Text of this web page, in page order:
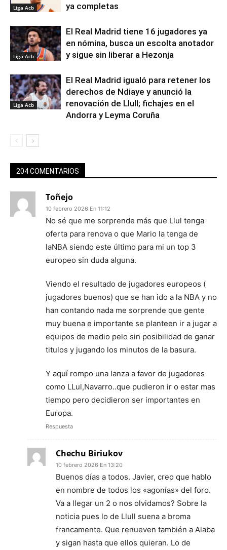
Liga Acb ya completas
Liga Acb
El Real Madrid tiene 16 jugadores ya
en nómina, busca un escolta anotador
y sigue sin liberar a Hezonja
Liga Acb
El Real Madrid igualó para retener los
derechos de Ndiaye y anunció la
renovación de Llull; fichajes en el
Andorra y Leyma Coruña
204 COMENTARIOS
Toñejo
10 febrero 2026 En 11:12
No sé que me sorprende más que Llul tenga
oferta para renova o que Mario la tenga de
laNBA siendo este último para mi un top 3
europeo sin duda alguna.
Viendo el resultado de jugadores europeos (
jugadores buenos) que se han ido a la NBA y no
han contando nada me sorprende que gente
muy buena e importante se planteen ir a jugar a
equipos de medio pelo sin posibilidad de ganar
titulos y jugando los minutos de la basura.
Y aquí rompo una lanza a favor de jugadores
como LLul,Navarro..que pudieron ir o estar mas
tiempo pero decidieron ser importantes en
Europa.
Respuesta
Chechu Biriukov
10 febrero 2026 En 13:20
Buenos días a todos. Javier, creo que hablo
en nombre de todos los «agonías» del foro.
Va a llegar un 2 o nos olvidamos? Sobre la
noticia pues lo de Llull suena a broma
francamente. Que renueven también a Alaba
y sigan hasta que ellos quieran. Lo de